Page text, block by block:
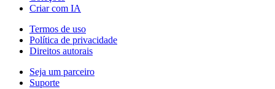
Criar com IA
Termos de uso
Política de privacidade
Direitos autorais
Seja um parceiro
Suporte